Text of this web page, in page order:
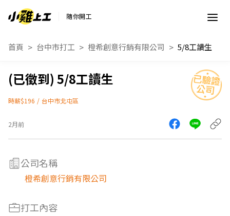
隨你開工
首頁 台中市打工 橙希創意行銷有限公司 5/8工讀生
5/8工讀生
時薪$196 / 台中市北屯區
2月前
公司名稱
橙希創意行銷有限公司
打工內容